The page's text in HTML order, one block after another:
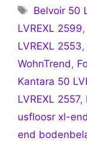
Belvoir 50
LVREXL 2599,
LVREXL 2553,
WohnTrend ,
Kantara 50
LVREXL 2557,
usfloosr xl-end
end